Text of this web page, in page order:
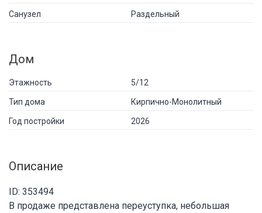
Санузел Раздельный
Дом
Этажность 5/12
Тип дома Кирпично-Монолитный
Год постройки 2026
Описание
ID: 353494
В продаже представлена переуступка, небольшая